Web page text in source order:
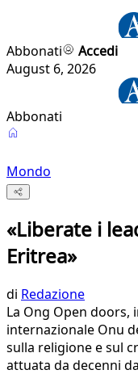
Abbonati
Accedi
August 6, 2026
Abbonati
Mondo
«Liberate i
Eritrea»
di Redazione
La Ong Open doors,
internazionale Onu
sulla religione e sul
attuata da decenni